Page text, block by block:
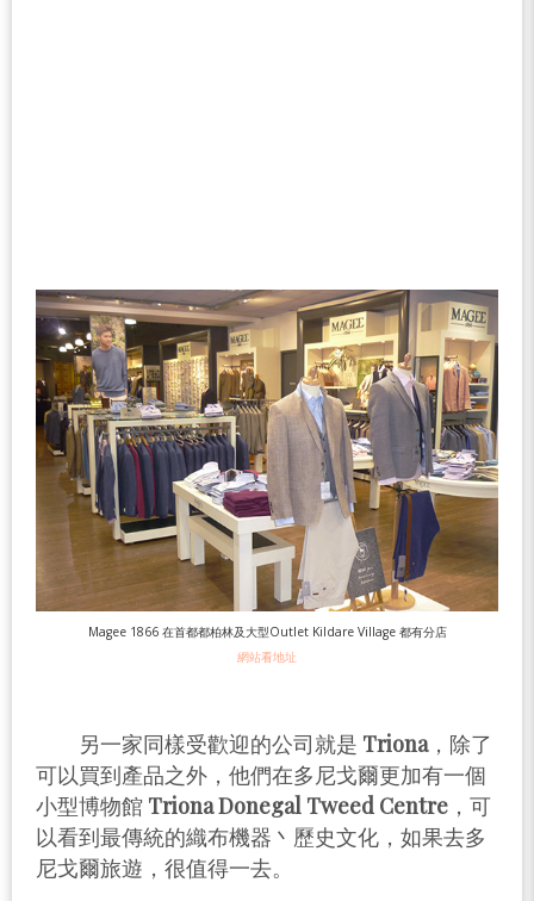
Magee 1866 在首都都柏林及大型Outlet Kildare Village 都有分店
網站看地址
另一家同樣受歡迎的公司就是 Triona，除了
可以買到產品之外，他們在多尼戈爾更加有一個
小型博物館 Triona Donegal Tweed Centre ，可
以看到最傳統的織布機器丶歷史文化，如果去多
尼戈爾旅遊，很值得一去。